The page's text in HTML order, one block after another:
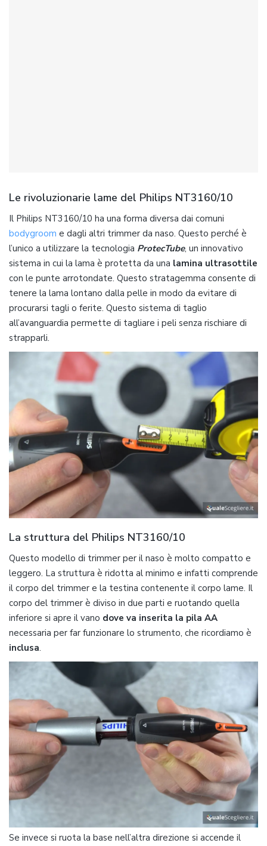
Le rivoluzionarie lame del Philips NT3160/10
Il Philips NT3160/10 ha una forma diversa dai comuni
bodygroom e dagli altri trimmer da naso. Questo perché è
l’unico a utilizzare la tecnologia ProtecTube, un innovativo
sistema in cui la lama è protetta da una lamina ultrasottile
con le punte arrotondate. Questo stratagemma consente di
tenere la lama lontano dalla pelle in modo da evitare di
procurarsi tagli o ferite. Questo sistema di taglio
all’avanguardia permette di tagliare i peli senza rischiare di
strapparli.
La struttura del Philips NT3160/10
Questo modello di trimmer per il naso è molto compatto e
leggero. La struttura è ridotta al minimo e infatti comprende
il corpo del trimmer e la testina contenente il corpo lame. Il
corpo del trimmer è diviso in due parti e ruotando quella
inferiore si apre il vano dove va inserita la pila AA
necessaria per far funzionare lo strumento, che ricordiamo è
inclusa.
Se invece si ruota la base nell’altra direzione si accende il